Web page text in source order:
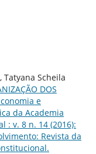
Scheila
DOS
e
da Academia
: v. 8 n. 14 (2016):
Revista da